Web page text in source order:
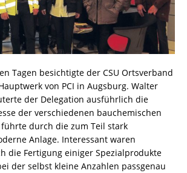
Tagen besichtigte der CSU Ortsverband
von PCI in Augsburg. Walter
der Delegation ausführlich die
der verschiedenen bauchemischen
führte durch die zum Teil stark
Anlage. Interessant waren
die Fertigung einiger Spezialprodukte
der selbst kleine Anzahlen passgenau